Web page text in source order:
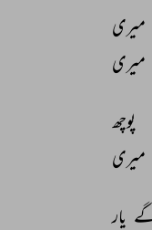
میری
میری
پوچھ
میری
یار